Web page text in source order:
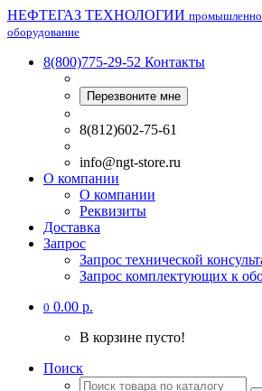
НЕФТЕГАЗ ТЕХНОЛОГИИ
оборудование
8(800)775-29-52 Контакты
Перезвоните мне
8(812)602-75-61
info@ngt-store.ru
О компании
О компании
Реквизиты
Доставка
Запрос
Запрос технической
Запрос комплектующих к
0 0.00 р.
В корзине пусто!
Поиск